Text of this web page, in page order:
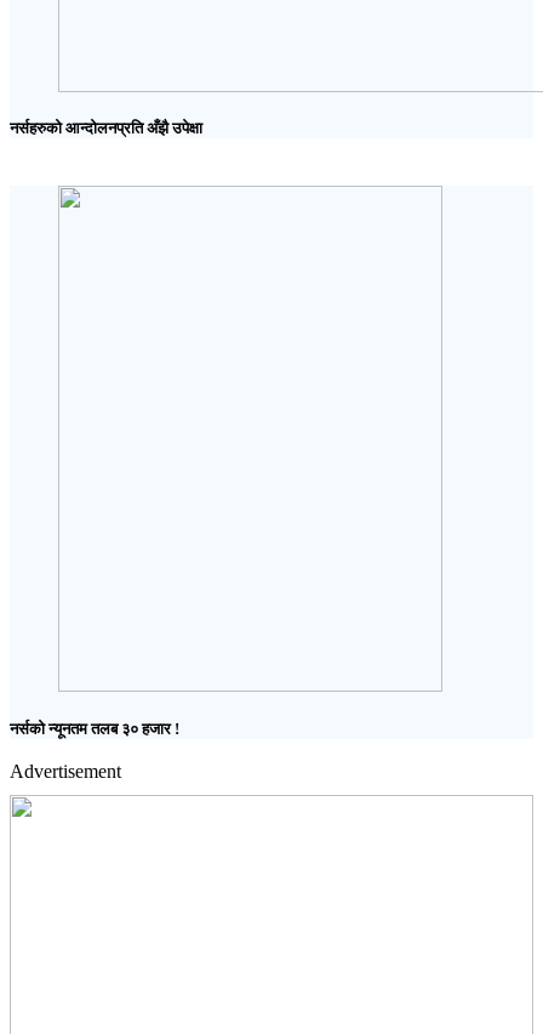
नर्सहरुको आन्दोलनप्रति अँझै उपेक्षा
नर्सको न्यूनतम तलब ३० हजार !
Advertisement